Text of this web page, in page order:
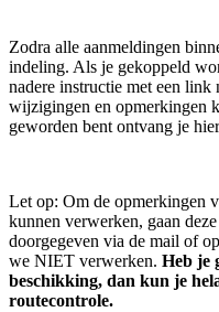
Zodra alle aanmeldingen
indeling. Als je gekoppeld
nadere instructie met een
wijzigingen en opmerkingen
geworden bent ontvang je
Let op: Om de opmerkingen
kunnen verwerken, gaan
doorgegeven via de mail of
we NIET verwerken. Heb je
beschikking, dan kun je
routecontrole.